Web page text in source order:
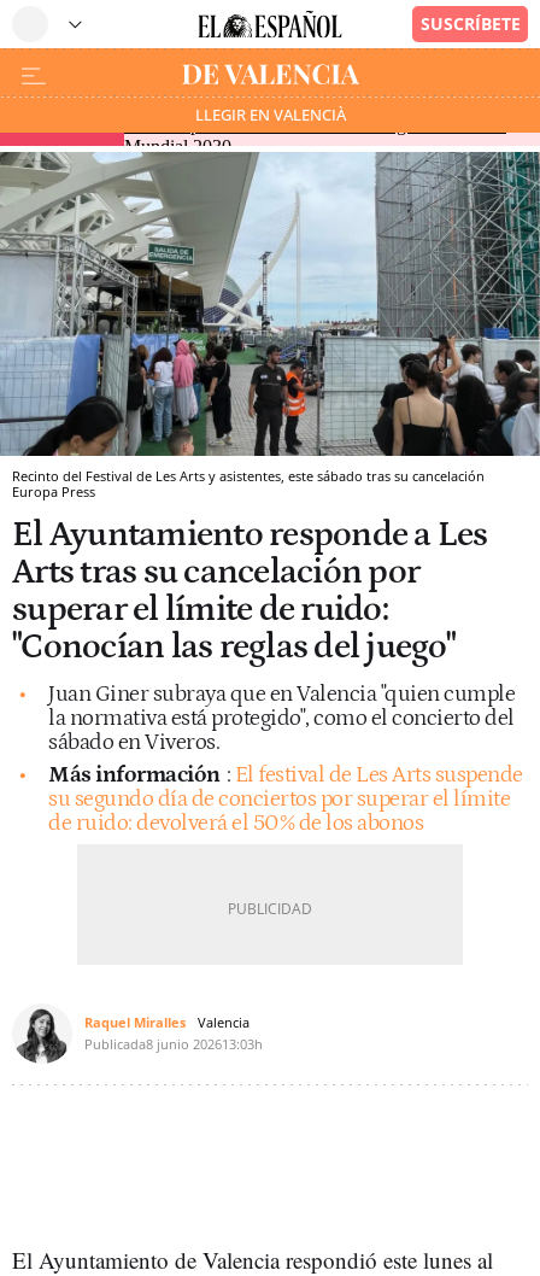
LLEGIR EN VALENCIÀ
Vox votará a favor de una iniciativa de Sumar que
busca expulsar a Marruecos de la organización del
Mundial 2030
Recinto del Festival de Les Arts y asistentes, este sábado tras su cancelación
Europa Press
El Ayuntamiento responde a Les
Arts tras su cancelación por
superar el límite de ruido:
"Conocían las reglas del juego"
Juan Giner subraya que en Valencia "quien cumple
la normativa está protegido", como el concierto del
sábado en Viveros.
Más información : El festival de Les Arts suspende
su segundo día de conciertos por superar el límite
de ruido: devolverá el 50% de los abonos
Raquel Miralles
Valencia
Publicada8 junio 202613:03h
El Ayuntamiento de Valencia respondió este lunes al